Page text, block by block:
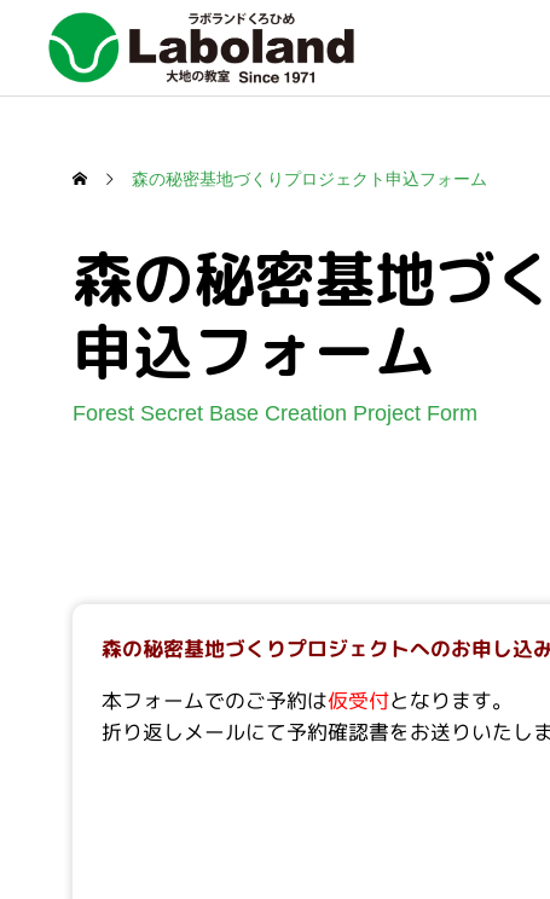
森の秘密基地づくりプロジェクト申込フォーム
森の秘密基地づ
申込フォーム
Forest Secret Base Creation Project Form
森の秘密基地づくりプロジェクトへのお申し込
本フォームでのご予約は仮受付となります。
折り返しメールにて予約確認書をお送りいたし